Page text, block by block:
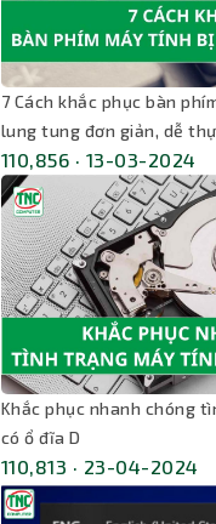
7 Cách khắc phục bàn
lung tung đơn giản, dễ
110,856 · 13-03-2024
Khắc phục nhanh chóng
có ổ đĩa D
110,813 · 23-04-2024